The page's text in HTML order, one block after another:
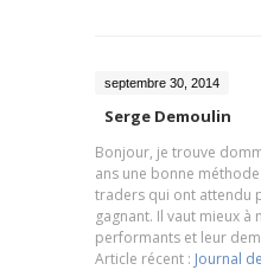
septembre 30, 2014
Serge Demoulin
Bonjour, je trouve
ans une bonne
traders qui ont attendu
gagnant. Il vaut mieux
performants et leur
Article récent : Journal